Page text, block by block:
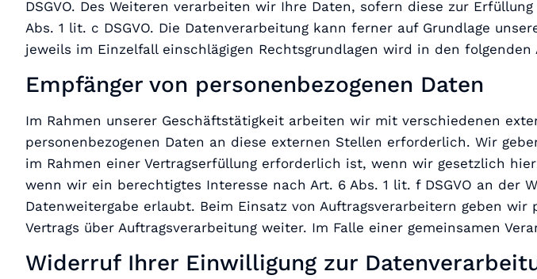
DSGVO. Des Weiteren verarbeiten wir Ihre Daten, sofern diese zur
Abs. 1 lit. c DSGVO. Die Datenverarbeitung kann ferner auf Grundlage
jeweils im Einzelfall einschlägigen Rechtsgrundlagen wird in den
Empfänger von personenbezogenen Daten
Im Rahmen unserer Geschäftstätigkeit arbeiten wir mit verschiedenen
personenbezogenen Daten an diese externen Stellen erforderlich. Wir
im Rahmen einer Vertragserfüllung erforderlich ist, wenn wir gesetzlich
wenn wir ein berechtigtes Interesse nach Art. 6 Abs. 1 lit. f DSGVO an der
Datenweitergabe erlaubt. Beim Einsatz von Auftragsverarbeitern geben
Vertrags über Auftragsverarbeitung weiter. Im Falle einer gemeinsamen
Widerruf Ihrer Einwilligung zur